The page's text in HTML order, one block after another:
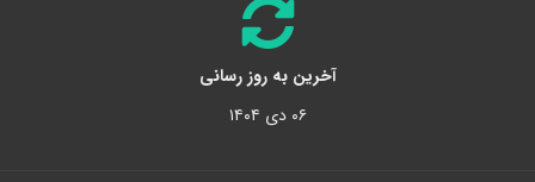
آخرین به روز رسانی
۰۶ دی ۱۴۰۴